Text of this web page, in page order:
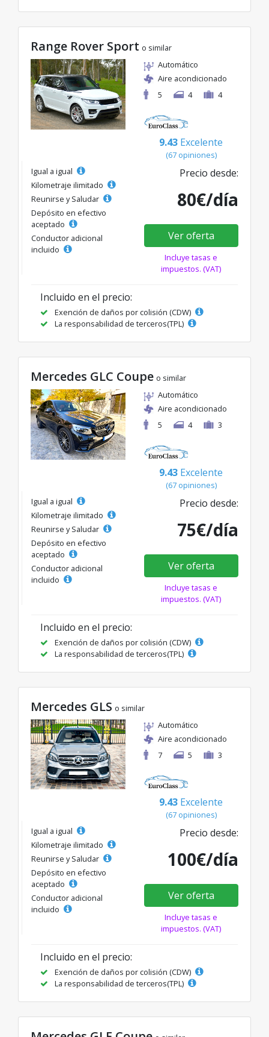
Range Rover Sport o similar
Automático
Aire acondicionado
5
4 4
9.43 Excelente
(67 opiniones)
Igual a igual
Kilometraje ilimitado
Reunirse y Saludar
Depósito en efectivo
aceptado
Conductor adicional
incluido
Precio desde:
80€/día
Ver oferta
Incluye tasas e
impuestos. (VAT)
Incluido en el precio:
Exención de daños por colisión (CDW)
La responsabilidad de terceros(TPL)
Mercedes GLC Coupe o similar
Automático
Aire acondicionado
5
4 3
9.43 Excelente
(67 opiniones)
Igual a igual
Kilometraje ilimitado
Reunirse y Saludar
Depósito en efectivo
aceptado
Conductor adicional
incluido
Precio desde:
75€/día
Ver oferta
Incluye tasas e
impuestos. (VAT)
Incluido en el precio:
Exención de daños por colisión (CDW)
La responsabilidad de terceros(TPL)
Mercedes GLS o similar
Automático
Aire acondicionado
7
5 3
9.43 Excelente
(67 opiniones)
Igual a igual
Kilometraje ilimitado
Reunirse y Saludar
Depósito en efectivo
aceptado
Conductor adicional
incluido
Precio desde:
100€/día
Ver oferta
Incluye tasas e
impuestos. (VAT)
Incluido en el precio:
Exención de daños por colisión (CDW)
La responsabilidad de terceros(TPL)